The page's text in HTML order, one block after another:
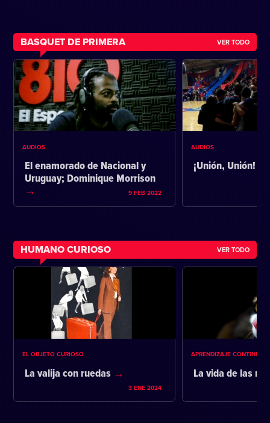
BASQUET DE PRIMERA VER TODO
AUDIOS
El enamorado de Nacional y
Uruguay; Dominique Morrison
9 FEB 2022
AUDIOS
¡Unión, Unión!
HUMANO CURIOSO VER TODO
EL OBJETO CURIOSO
La valija con ruedas
3 ENE 2024
APRENDIZAJE CONTINUO
La vida de las